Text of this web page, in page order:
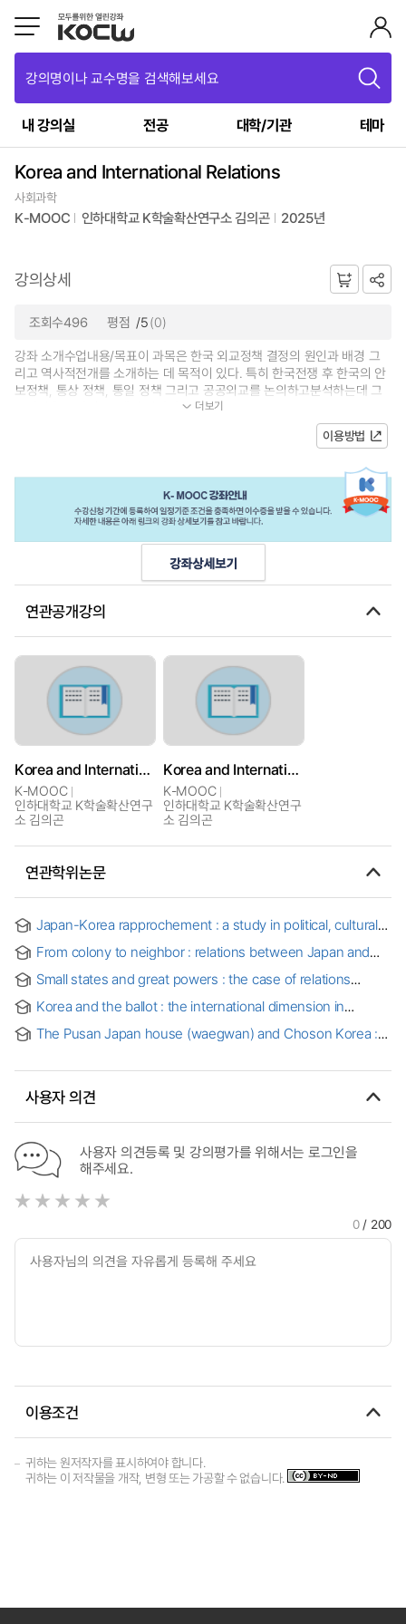
강의명이나 교수명을 검색해보세요
내 강의실 전공 대학/기관 테마
Korea and International Relations
사회과학
K-MOOC 인하대학교 K학술확산연구소 김의곤 2025년
강의상세
조회수496 평점 /5(0)
강좌 소개수업내용/목표이 과목은 한국 외교정책 결정의 원인과 배경 그
리고 역사적전개를 소개하는 데 목적이 있다. 특히 한국전쟁 후 한국의 안
보정책, 통상 정책, 통일 정책 그리고 공공외교를 논의하고분석하는데 그
주안점을 둔다.홍보/예시 영상강좌...더보기
이용방법
연관공개강의
Korea and International Relations
K-MOOC
인하대학교 K학술확산연구
소 김의곤
Korea and International Relations
K-MOOC
인하대학교 K학술확산연구
소 김의곤
연관학위논문
Japan-Korea rapprochement : a study in political, cultural
From colony to neighbor : relations between Japan and
Small states and great powers : the case of relations
1945-1953
Korea and the ballot : the international dimension in
volumes 1-2
The Pusan Japan house (waegwan) and Choson Korea :
political, and social connections [microform]
사용자 의견
사용자 의견등록 및 강의평가를 위해서는 로그인을
해주세요.
0/ 200
이용조건
귀하는 원저작자를 표시하여야 합니다.
귀하는 이 저작물을 개작, 변형 또는 가공할 수 없습니다.